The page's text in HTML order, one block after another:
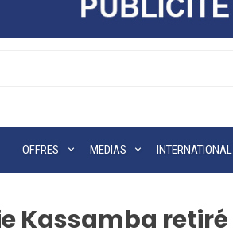
OFFRES MEDIAS INTERNATIONAL
Kassamba retiré